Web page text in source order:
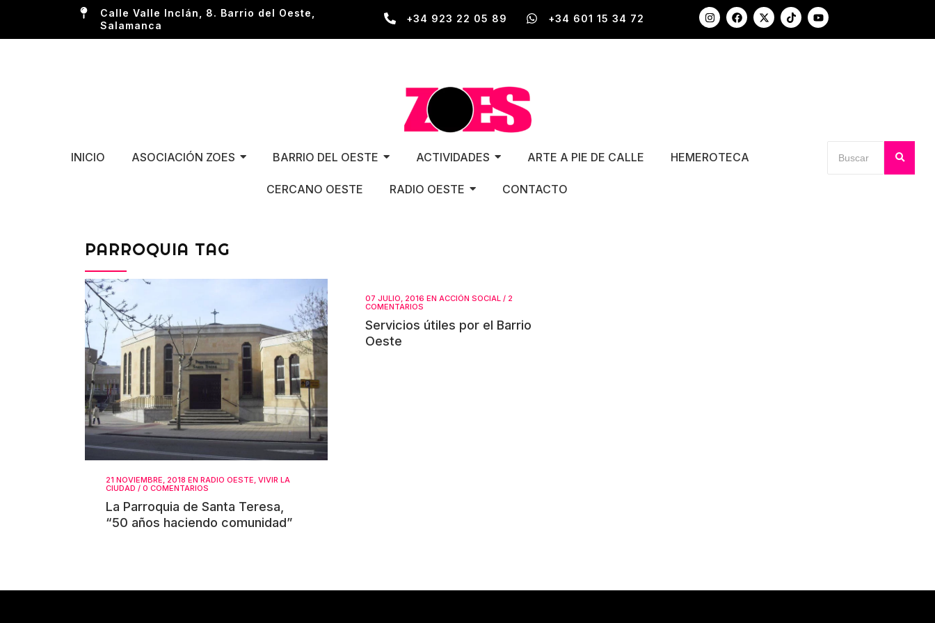
Calle Valle Inclán, 8. Barrio del Oeste,
Salamanca
+34 923 22 05 89 +34 601 15 34 72
INICIO ASOCIACIÓN ZOES BARRIO DEL OESTE ACTIVIDADES ARTE A PIE DE CALLE HEMEROTECA
CERCANO OESTE RADIO OESTE CONTACTO
PARROQUIA TAG
21 NOVIEMBRE, 2018 EN RADIO OESTE, VIVIR LA
CIUDAD / 0 COMENTARIOS
La Parroquia de Santa Teresa,
“50 años haciendo comunidad”
07 JULIO, 2016 EN ACCIÓN SOCIAL / 2
COMENTARIOS
Servicios útiles por el Barrio
Oeste